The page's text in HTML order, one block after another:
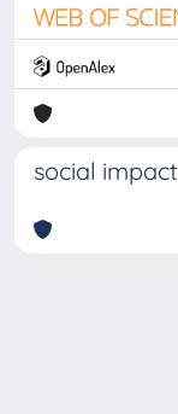
social impact